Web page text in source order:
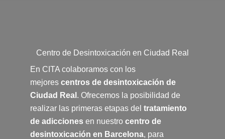
Centro de Desintoxicación en Ciudad Real
En CITA colaboramos con los
mejores centros de desintoxicación de
Ciudad Real . Ofrecemos la posibilidad de
realizar las primeras etapas del tratamiento
de adiccionesen nuestro centro de
desintoxicación en Barcelona, para